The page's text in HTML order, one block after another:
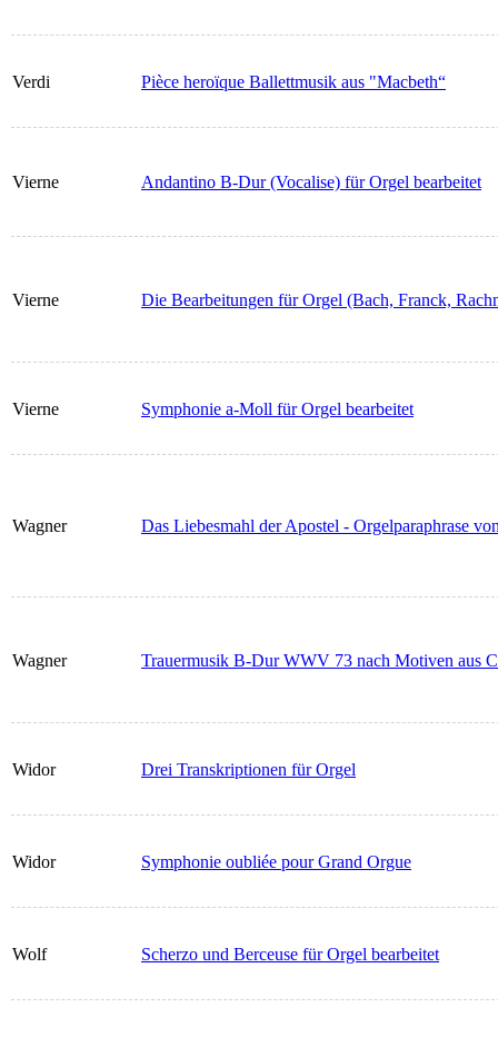
Verdi Pièce heroïque Ballettmusik aus "Macbeth“
Vierne Andantino B-Dur (Vocalise) für Orgel bearbeitet
Vierne Die Bearbeitungen für Orgel (Bach, Franck,
Vierne Symphonie a-Moll für Orgel bearbeitet
Wagner Das Liebesmahl der Apostel - Orgelparaphrase
Wagner Trauermusik B-Dur WWV 73 nach Motiven aus
Widor Drei Transkriptionen für Orgel
Widor Symphonie oubliée pour Grand Orgue
Wolf Scherzo und Berceuse für Orgel bearbeitet